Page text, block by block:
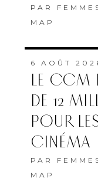
PAR
MAP
6 AOÛT
LE CCM
DE 12
POUR
CINÉMA
PAR
MAP